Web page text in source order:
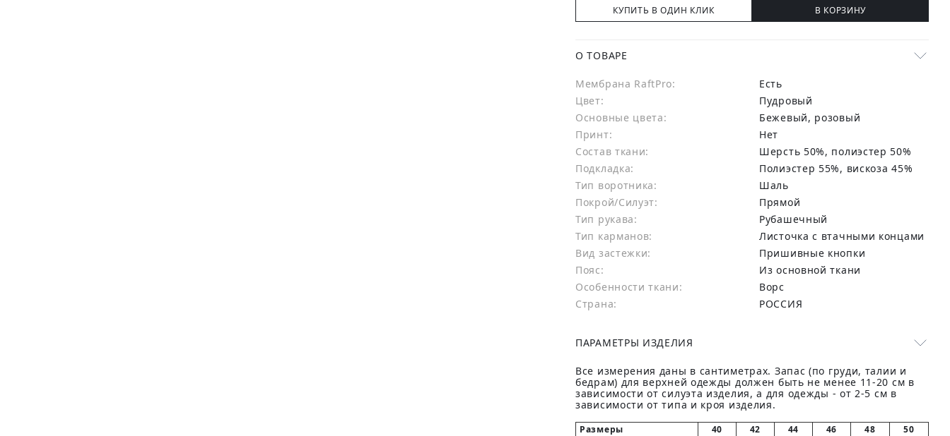
КУПИТЬ В ОДИН КЛИК В КОРЗИНУ
О ТОВАРЕ
Мембрана RaftPro:
есть
Цвет:
Пудровый
Основные цвета:
бежевый, розовый
Принт:
Нет
Состав ткани:
шерсть 50%, полиэстер 50%
Подкладка:
Полиэстер 55%, вискоза 45%
Тип воротника:
Шаль
Покрой/Силуэт:
Прямой
Тип рукава:
Рубашечный
Тип карманов:
Листочка с втачными концами
Вид застежки:
Пришивные кнопки
Пояс:
Из основной ткани
Особенности ткани:
Ворс
Страна:
РОССИЯ
ПАРАМЕТРЫ ИЗДЕЛИЯ
Все измерения даны в сантиметрах. Запас (по груди, талии и
бедрам) для верхней одежды должен быть не менее 11-20 см в
зависимости от силуэта изделия, а для одежды - от 2-5 см в
зависимости от типа и кроя изделия.
Размеры 40 42 44 46 48
50